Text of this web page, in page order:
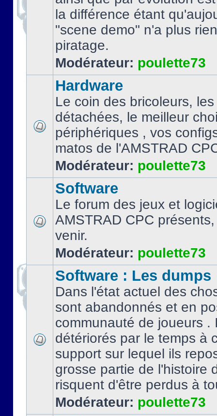
la différence étant
"scene demo" n'a plus
piratage.
Modérateur: poulette73
Hardware
Le coin des bricoleurs,
détachées, le meilleur
périphériques , vos
matos de l'AMSTRAD
Modérateur: poulette73
Software
Le forum des jeux et
AMSTRAD CPC
venir.
Modérateur: poulette73
Software : Les dumps
Dans l'état actuel des
sont abandonnés et en
communauté de joueurs .
détériorés par le temps à
support sur lequel ils
grosse partie de l'histoire
risquent d'être perdus à
Modérateur: poulette73